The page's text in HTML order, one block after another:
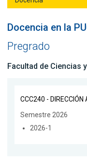
Docencia en la
Pregrado
Facultad de Ciencias
CCC240 - DIRECCIÓN
Semestre 2026
2026-1